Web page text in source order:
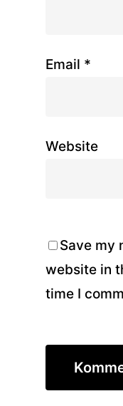
Email *
Website
Save my
website in
time I